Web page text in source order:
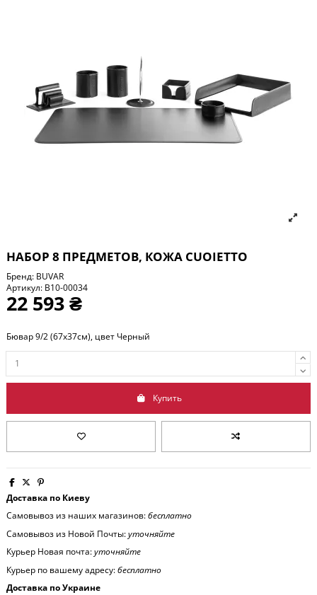
НАБОР 8 ПРЕДМЕТОВ, КОЖА СUOIETTO
Бренд: BUVAR
Артикул: B10-00034
22 593 ₴
Бювар 9/2 (67x37см), цвет Черный
Купить
Доставка по Киеву
Самовывоз из наших магазинов:бесплатно
Самовывоз из Новой Почты:уточняйте
Курьер Новая почта:уточняйте
Курьер по вашему адресу:бесплатно
Доставка по Украине